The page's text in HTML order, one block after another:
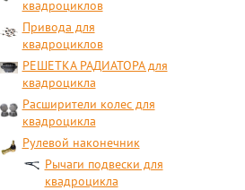
квадроциклов
Привода для
квадроциклов
РЕШЕТКА РАДИАТОРА для
квадроцикла
Расширители колес для
квадроцикла
Рулевой наконечник
Рычаги подвески для
квадроцикла